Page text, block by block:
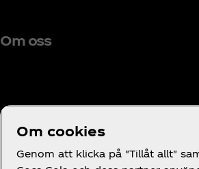
Om oss
Behöver du hjälp?
Om cookies
Genom att klicka på "Tillåt allt"